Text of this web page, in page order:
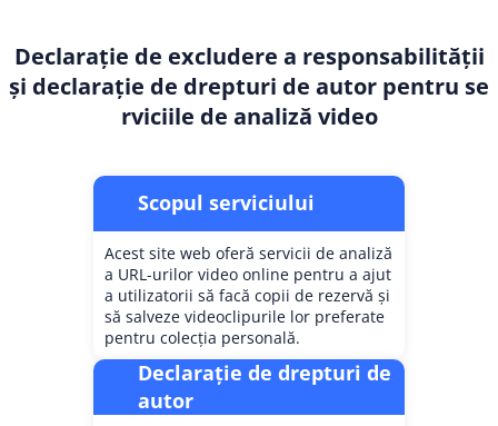
Declarație de excludere a responsabilității
și declarație de drepturi de autor pentru se
rviciile de analiză video
Scopul serviciului
Acest site web oferă servicii de analiză
a URL-urilor video online pentru a ajut
a utilizatorii să facă copii de rezervă și
să salveze videoclipurile lor preferate
pentru colecția personală.
Declarație de drepturi de
autor